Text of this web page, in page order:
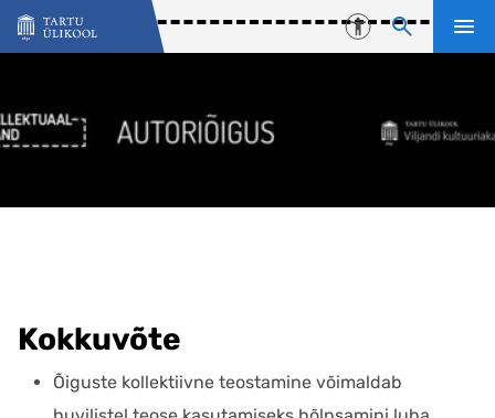
Liigu edasi põhisisu juurde
Kokkuvõte
Õiguste kollektiivne teostamine võimaldab